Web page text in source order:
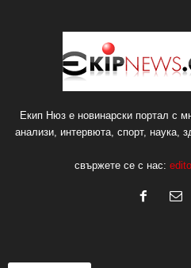
Екип Нюз е новинарски портал с
анализи, интервюта, спорт, наука,
свържете се с нас: